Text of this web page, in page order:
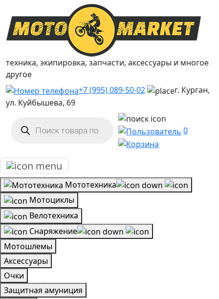
техника, экипировка, запчасти, аксессуары и многое
другое
+7 (995) 089-50-02
г. Курган,
ул. Куйбышева, 69
товаров 0
Мототехника
Мотоциклы
Велотехника
Снаряжение
Мотошлемы
Аксессуары
Очки
Защитная амуниция